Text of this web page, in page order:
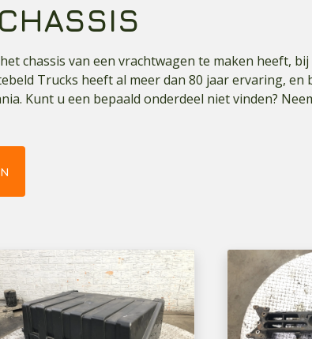
chassis van een vrachtwagen te maken heeft,
Trucks heeft al meer dan 80 jaar ervaring,
Kunt u een bepaald onderdeel niet vinden?